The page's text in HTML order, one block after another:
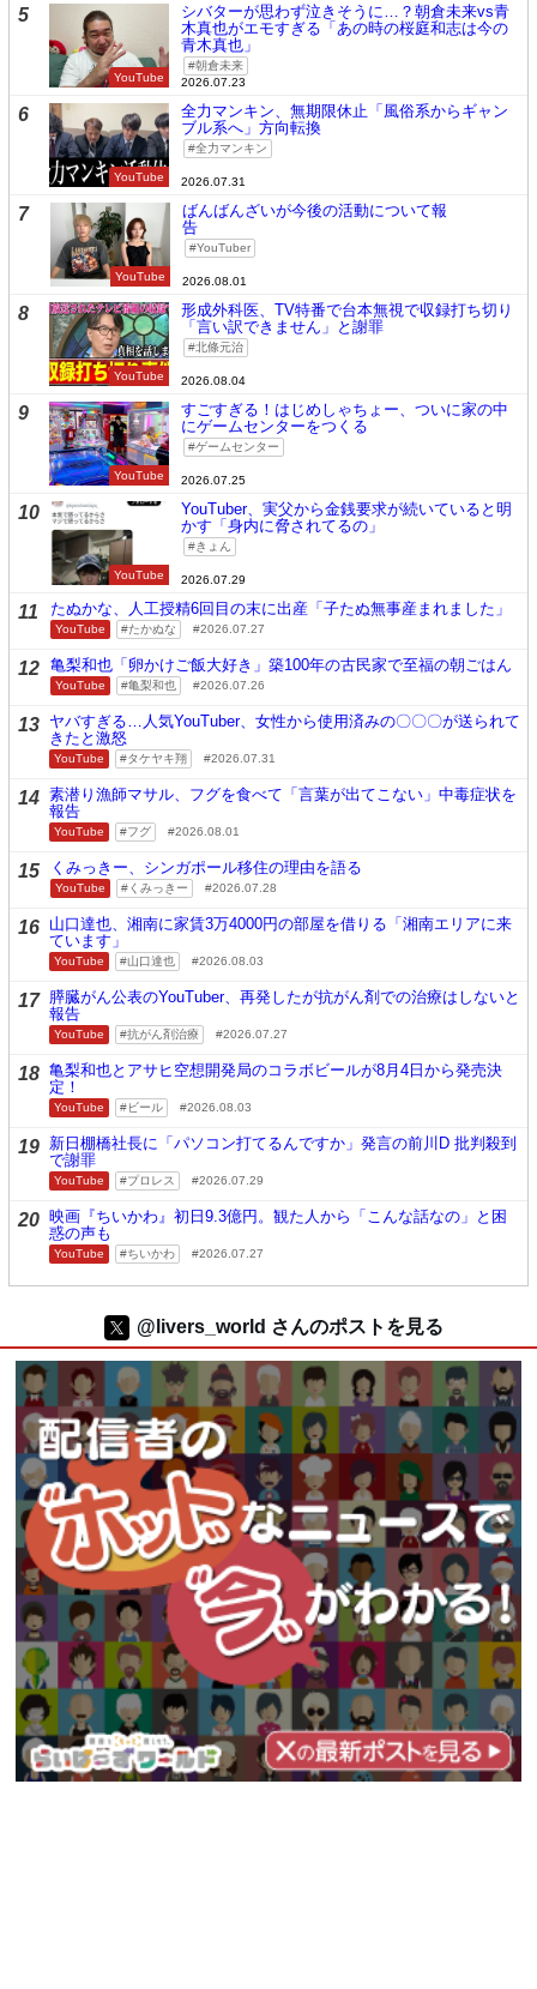
5
YouTube
シバターが思わず泣きそうに…？朝倉未来vs青
木真也がエモすぎる「あの時の桜庭和志は今の
青木真也」
朝倉未来
2026.07.23
6
YouTube
全力マンキン、無期限休止「風俗系からギャン
ブル系へ」方向転換
全力マンキン
2026.07.31
7
YouTube
ばんばんざいが今後の活動について報
告
YouTuber
2026.08.01
8
YouTube
形成外科医、TV特番で台本無視で収録打ち切り
「言い訳できません」と謝罪
北條元治
2026.08.04
9
YouTube
すごすぎる！はじめしゃちょー、ついに家の中
にゲームセンターをつくる
ゲームセンター
2026.07.25
10
YouTube
YouTuber、実父から金銭要求が続いていると明
かす「身内に脅されてるの」
きょん
2026.07.29
11 たぬかな、人工授精6回目の末に出産「子たぬ無事産まれました」
YouTube たかぬな 2026.07.27
12 亀梨和也「卵かけご飯大好き」築100年の古民家で至福の朝ごはん
YouTube 亀梨和也 2026.07.26
13 ヤバすぎる…人気YouTuber、女性から使用済みの〇〇〇が送られて
きたと激怒
YouTube タケヤキ翔 2026.07.31
14 素潜り漁師マサル、フグを食べて「言葉が出てこない」中毒症状を
報告
YouTube フグ 2026.08.01
15 くみっきー、シンガポール移住の理由を語る
YouTube くみっきー 2026.07.28
16 山口達也、湘南に家賃3万4000円の部屋を借りる「湘南エリアに来
ています」
YouTube 山口達也 2026.08.03
17 膵臓がん公表のYouTuber、再発したが抗がん剤での治療はしないと
報告
YouTube 抗がん剤治療 2026.07.27
18 亀梨和也とアサヒ空想開発局のコラボビールが8月4日から発売決
定！
YouTube ビール 2026.08.03
19 新日棚橋社長に「パソコン打てるんですか」発言の前川D 批判殺到
で謝罪
YouTube プロレス 2026.07.29
20 映画『ちいかわ』初日9.3億円。観た人から「こんな話なの」と困
惑の声も
YouTube ちいかわ 2026.07.27
@livers_world さんのポストを見る